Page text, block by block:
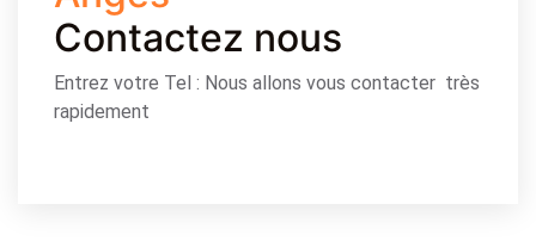
Contactez nous
Entrez votre Tel : Nous allons vous contacter très
rapidement